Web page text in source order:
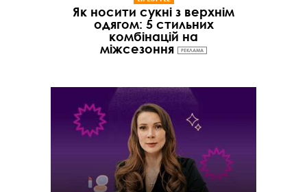
Як носити сукні з верхнім
одягом: 5 стильних
комбінацій на
міжсезоння
РЕКЛАМА